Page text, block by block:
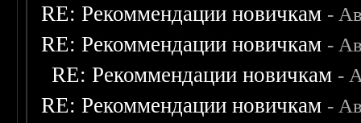
RE: Рекоммендации новичкам -
RE: Рекоммендации новичкам -
RE: Рекоммендации новичкам -
RE: Рекоммендации новичкам -